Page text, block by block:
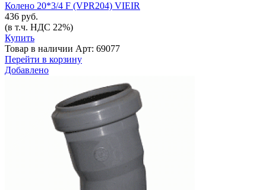
Колено 20*3/4 F (VPR204) VIEIR
436 руб.
(в т.ч. НДС 22%)
Купить
Товар в наличии Арт: 69077
Перейти в корзину
Добавлено